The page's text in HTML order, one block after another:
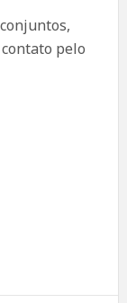
pelo